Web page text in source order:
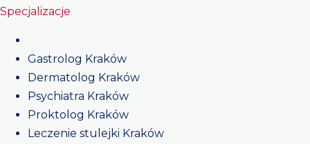
Specjalizacje
Gastrolog Kraków
Dermatolog Kraków
Psychiatra Kraków
Proktolog Kraków
Leczenie stulejki Kraków